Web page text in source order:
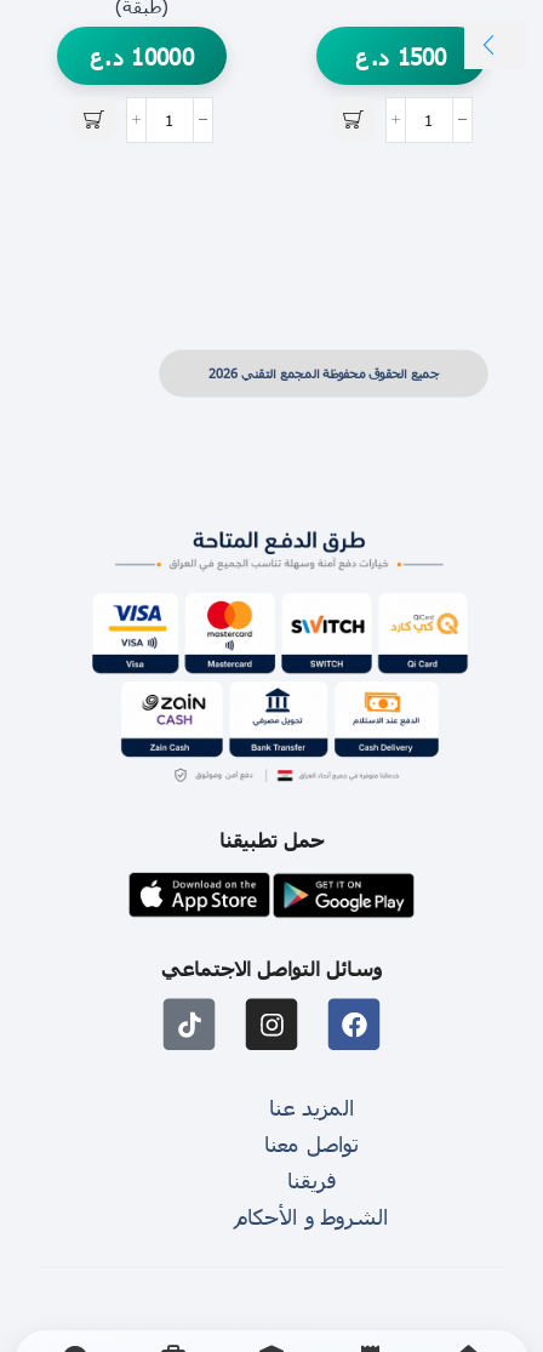
1500 د.ع
(طبقة)
10000 د.ع
جميع الحقوق محفوظة المجمع التقني 2026
حمل تطبيقنا
وسائل التواصل الاجتماعي
المزيد عنا
تواصل معنا
فريقنا
الشروط و الأحكام